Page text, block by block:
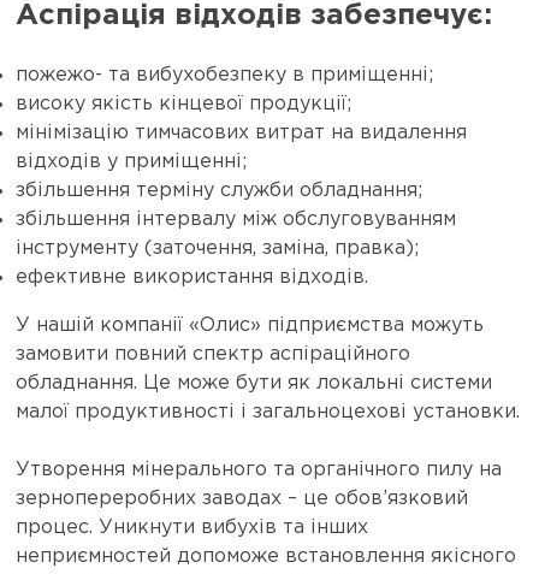
Аспірація відходів забезпечує:
пожежо- та вибухобезпеку в приміщенні;
високу якість кінцевої продукції;
мінімізацію тимчасових витрат на видалення
відходів у приміщенні;
збільшення терміну служби обладнання;
збільшення інтервалу між обслуговуванням
інструменту (заточення, заміна, правка);
ефективне використання відходів.
У нашій компанії «Олис» підприємства можуть
замовити повний спектр аспіраційного
обладнання. Це може бути як локальні системи
малої продуктивності і загальноцехові установки.
Утворення мінерального та органічного пилу на
зернопереробних заводах – це обов’язковий
процес. Уникнути вибухів та інших
неприємностей допоможе встановлення якісного